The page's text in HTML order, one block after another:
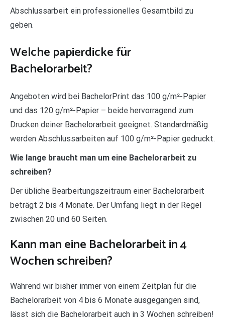
Abschlussarbeit ein professionelles Gesamtbild zu
geben.
Welche papierdicke für
Bachelorarbeit?
Angeboten wird bei BachelorPrint das 100 g/m²-Papier
und das 120 g/m²-Papier – beide hervorragend zum
Drucken deiner Bachelorarbeit geeignet. Standardmäßig
werden Abschlussarbeiten auf 100 g/m²-Papier gedruckt.
Wie lange braucht man um eine Bachelorarbeit zu
schreiben?
Der übliche Bearbeitungszeitraum einer Bachelorarbeit
beträgt 2 bis 4 Monate. Der Umfang liegt in der Regel
zwischen 20 und 60 Seiten.
Kann man eine Bachelorarbeit in 4
Wochen schreiben?
Während wir bisher immer von einem Zeitplan für die
Bachelorarbeit von 4 bis 6 Monate ausgegangen sind,
lässt sich die Bachelorarbeit auch in 3 Wochen schreiben!